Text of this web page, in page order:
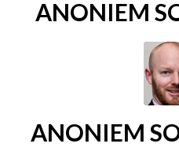
ANONIEM
ANONIEM